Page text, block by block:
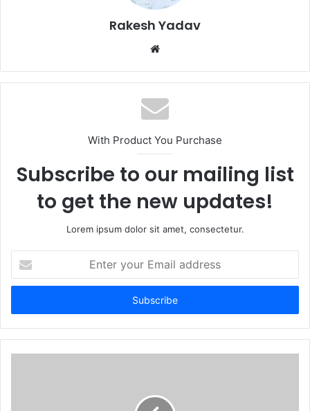
Rakesh Yadav
b
s
i
e
With Product You Purchase
Subscribe to our mailing list
to get the new updates!
Lorem ipsum dolor sit amet, consectetur.
t
r
y